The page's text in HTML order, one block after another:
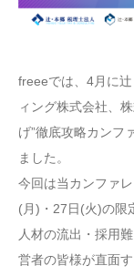
freeeでは、4月に
ィング株式会社、
げ”徹底攻略カンフ
ました。
今回は当カンファ
(月)・27日(火)の限
人材の流出・採用
営者の皆様が直面